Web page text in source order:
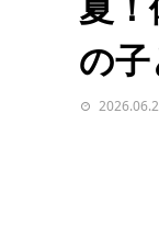
の